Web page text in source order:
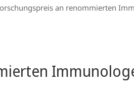
an renommierten